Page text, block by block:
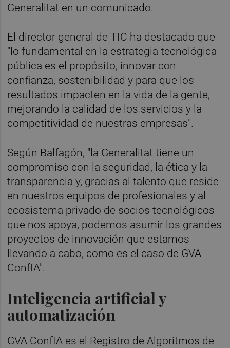
Generalitat en un comunicado.
El director general de TIC ha destacado que
"lo fundamental en la estrategia tecnológica
pública es el propósito, innovar con
confianza, sostenibilidad y para que los
resultados impacten en la vida de la gente,
mejorando la calidad de los servicios y la
competitividad de nuestras empresas".
Según Balfagón, "la Generalitat tiene un
compromiso con la seguridad, la ética y la
transparencia y, gracias al talento que reside
en nuestros equipos de profesionales y al
ecosistema privado de socios tecnológicos
que nos apoya, podemos asumir los grandes
proyectos de innovación que estamos
llevando a cabo, como es el caso de GVA
ConfIA".
Inteligencia artificial y
automatización
GVA ConfIA es el Registro de Algoritmos de